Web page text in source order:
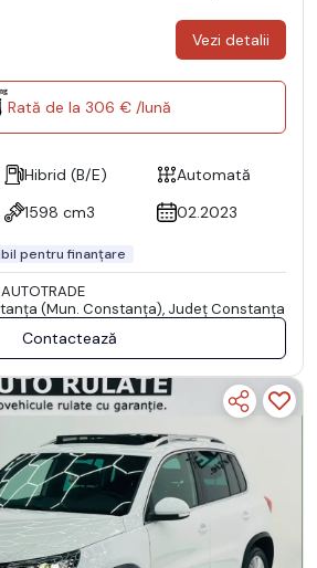
Vezi detalii
Rată de la 306 € /lună
Hibrid (B/E)
Automată
1598 cm3 02.2023
pentru finanțare
(Mun. Constanţa), Județ Constanţa
Contactează